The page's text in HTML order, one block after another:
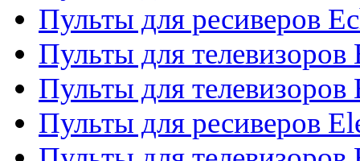
Пульты для ресиверов
Пульты для телевизоров
Пульты для телевизоров
Пульты для ресиверов